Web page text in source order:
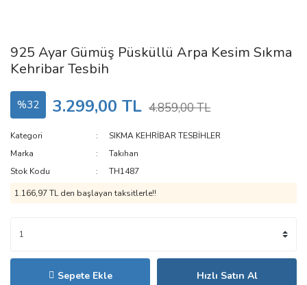
925 Ayar Gümüş Püsküllü Arpa Kesim Sıkma
Kehribar Tesbih
%32 3.299,00 TL 4.859,00 TL
Kategori
SIKMA KEHRİBAR TESBİHLER
Marka
Takıhan
Stok Kodu
TH1487
1.166,97 TL den başlayan taksitlerle!!
Sepete Ekle Hızlı Satın Al